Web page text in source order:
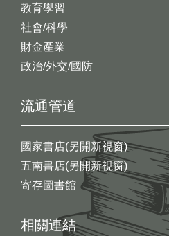
教育學習
社會/科學
財金產業
政治/外交/國防
流通管道
國家書店(另開新視窗)
五南書店(另開新視窗)
寄存圖書館
相關連結